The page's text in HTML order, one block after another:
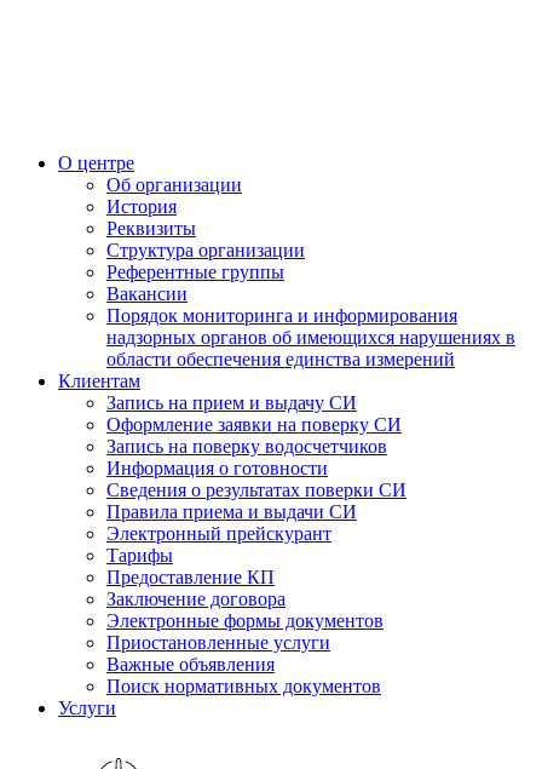
О центре
Об организации
История
Реквизиты
Структура организации
Референтные группы
Вакансии
Порядок мониторинга и информирования
надзорных органов об имеющихся нарушениях в
области обеспечения единства измерений
Клиентам
Запись на прием и выдачу СИ
Оформление заявки на поверку СИ
Запись на поверку водосчетчиков
Информация о готовности
Сведения о результатах поверки СИ
Правила приема и выдачи СИ
Электронный прейскурант
Тарифы
Предоставление КП
Заключение договора
Электронные формы документов
Приостановленные услуги
Важные объявления
Поиск нормативных документов
Услуги